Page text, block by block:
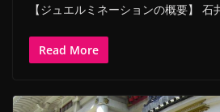
【ジュエルミネーションの概要】 石
Read More